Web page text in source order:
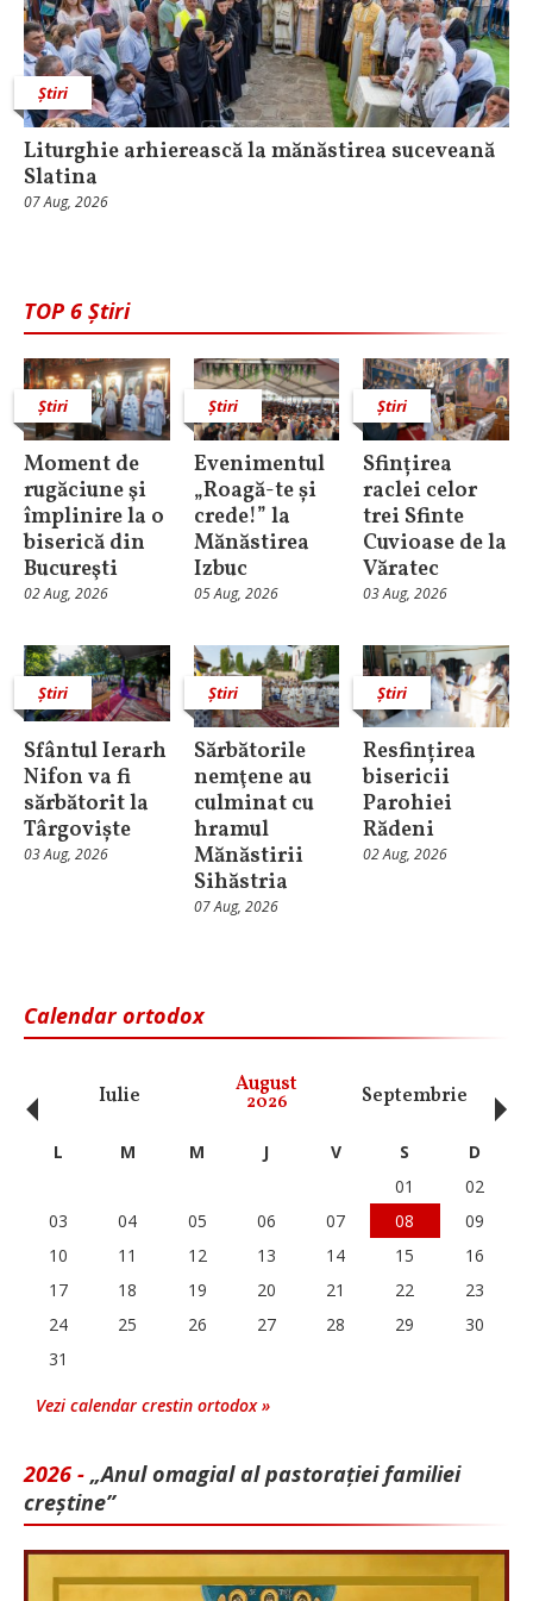
Știri
Liturghie arhierească la mănăstirea suceveană
Slatina
07 Aug, 2026
TOP 6 Știri
Știri
Moment de
rugăciune şi
împlinire la o
biserică din
Bucureşti
02 Aug, 2026
Știri
Evenimentul
„Roagă-te și
crede!” la
Mănăstirea
Izbuc
05 Aug, 2026
Știri
Sfințirea
raclei celor
trei Sfinte
Cuvioase de la
Văratec
03 Aug, 2026
Știri
Sfântul Ierarh
Nifon va fi
sărbătorit la
Târgoviște
03 Aug, 2026
Știri
Sărbătorile
nemţene au
culminat cu
hramul
Mănăstirii
Sihăstria
07 Aug, 2026
Știri
Resfințirea
bisericii
Parohiei
Rădeni
02 Aug, 2026
Calendar ortodox
Iulie August
2026 Septembrie
‹ L M M J V S
D
01
02
03
04 05 06 07 08
09
10
11 12 13 14 15
16
17
18 19 20 21 22
23
24
25 26 27 28 29
30
31
Vezi calendar crestin ortodox »
2026 - „Anul omagial al pastorației familiei
creștine”